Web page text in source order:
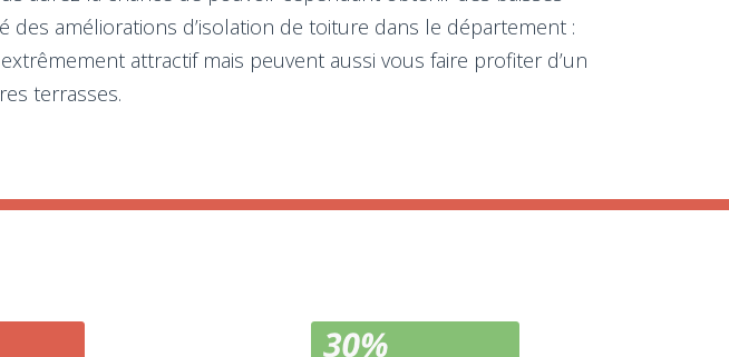
améliorations d’isolation de toiture dans le département :
attractif mais peuvent aussi vous faire profiter d’un
terrasses.